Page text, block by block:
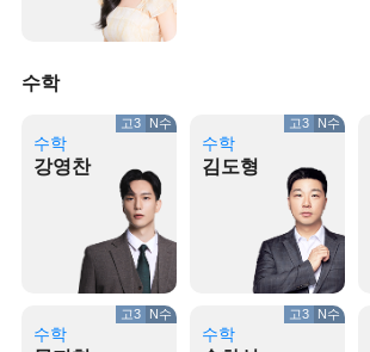
수학
수학
강영찬
고3 N수
수학
김도형
고3 N수
수학
고3 N수
수학
고3 N수